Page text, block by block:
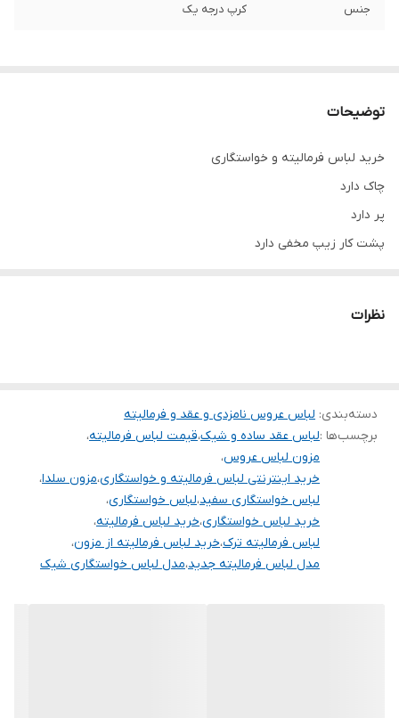
جنس کرپ درجه یک
توضیحات
خرید لباس فرمالیته و خواستگاری
چاک دارد
پر دارد
پشت کار زیپ مخفی دارد
تنخور شیک
دوستان عزیز در هنگام انتخاب مدل دقت کنید مشخصات لباس ها زیر
آنها درج شده است چون این سایت امکان مرجوع ندارد و فقط امکان
تعویض سایز دارد.
نظرات
دسته‌بندی: لباس عروس نامزدی و عقد و فرمالیته
برچسب‌ها :لباس عقد ساده و شیک،قیمت لباس فرمالیته،
مزون لباس عروس،
خرید اینترنتی لباس فرمالیته و خواستگاری،مزون سلدا،
لباس خواستگاری سفید،لباس خواستگاری،
خرید لباس خواستگاری،خرید لباس فرمالیته،
لباس فرمالیته ترک،خرید لباس فرمالیته از مزون،
مدل لباس فرمالیته جدید،مدل لباس خواستگاری شیک